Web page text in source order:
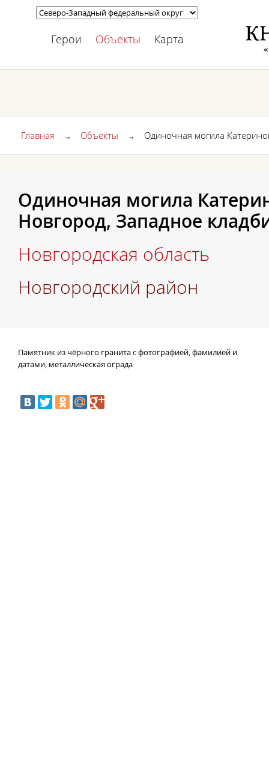
Герои Объекты Карта
Главная → Объекты → Одиночная могила
Одиночная могила
Новгород, Западное
Новгородская область
Новгородский район
Памятник из чёрного гранита с фотографией, фамилией и
датами, металлическая ограда